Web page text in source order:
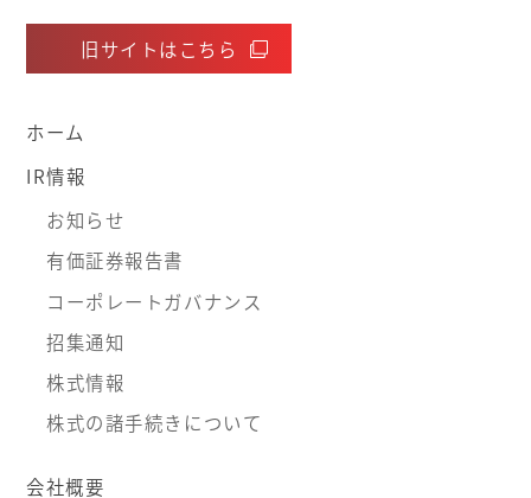
旧サイトはこちら
ホーム
IR情報
お知らせ
有価証券報告書
コーポレートガバナンス
招集通知
株式情報
株式の諸手続きについて
会社概要